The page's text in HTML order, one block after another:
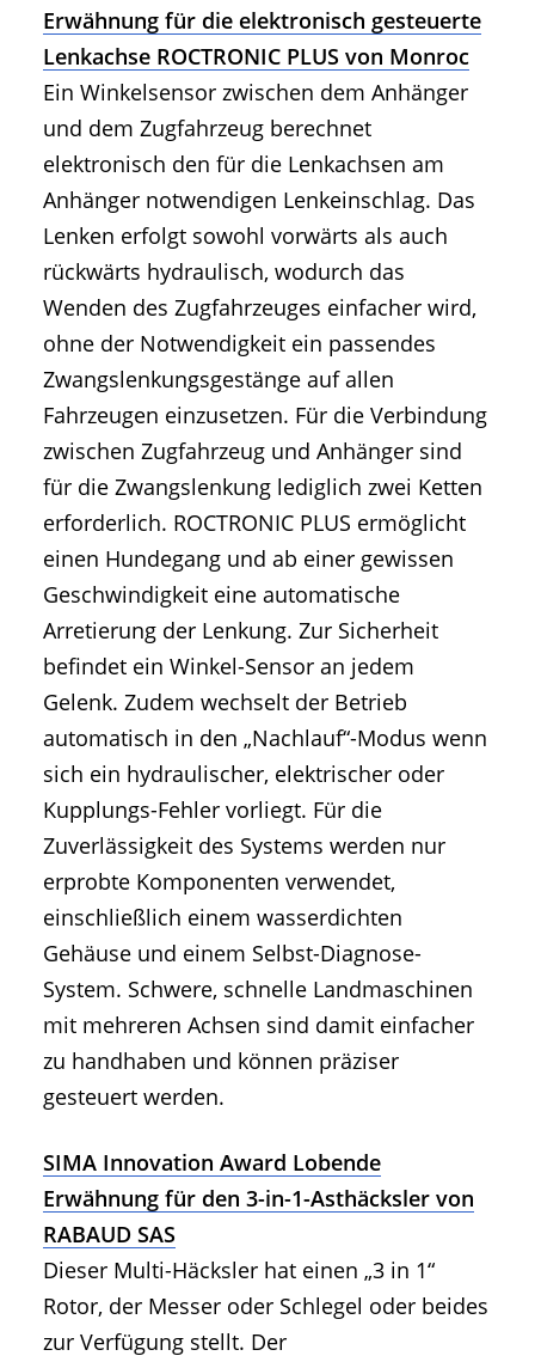
Erwähnung für die elektronisch gesteuerte
Lenkachse ROCTRONIC PLUS von Monroc
Ein Winkelsensor zwischen dem Anhänger
und dem Zugfahrzeug berechnet
elektronisch den für die Lenkachsen am
Anhänger notwendigen Lenkeinschlag. Das
Lenken erfolgt sowohl vorwärts als auch
rückwärts hydraulisch, wodurch das
Wenden des Zugfahrzeuges einfacher wird,
ohne der Notwendigkeit ein passendes
Zwangslenkungsgestänge auf allen
Fahrzeugen einzusetzen. Für die Verbindung
zwischen Zugfahrzeug und Anhänger sind
für die Zwangslenkung lediglich zwei Ketten
erforderlich. ROCTRONIC PLUS ermöglicht
einen Hundegang und ab einer gewissen
Geschwindigkeit eine automatische
Arretierung der Lenkung. Zur Sicherheit
befindet ein Winkel-Sensor an jedem
Gelenk. Zudem wechselt der Betrieb
automatisch in den „Nachlauf“-Modus wenn
sich ein hydraulischer, elektrischer oder
Kupplungs-Fehler vorliegt. Für die
Zuverlässigkeit des Systems werden nur
erprobte Komponenten verwendet,
einschließlich einem wasserdichten
Gehäuse und einem Selbst-Diagnose-
System. Schwere, schnelle Landmaschinen
mit mehreren Achsen sind damit einfacher
zu handhaben und können präziser
gesteuert werden.
SIMA Innovation Award Lobende
Erwähnung für den 3-in-1-Asthäcksler von
RABAUD SAS
Dieser Multi-Häcksler hat einen „3 in 1“
Rotor, der Messer oder Schlegel oder beides
zur Verfügung stellt. Der